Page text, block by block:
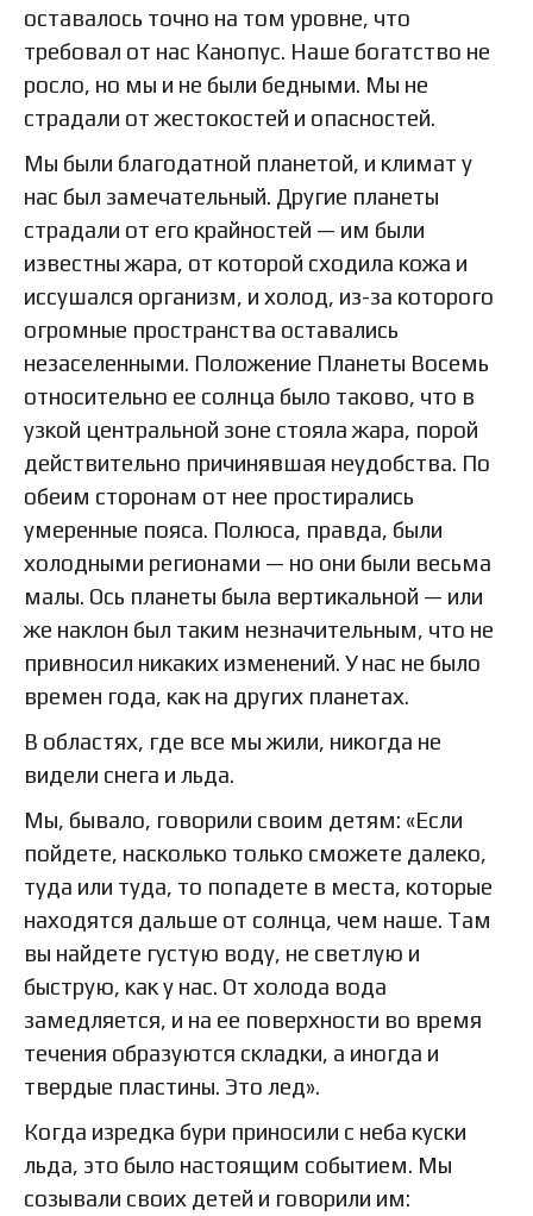
оставалось точно на том уровне, что
требовал от нас Канопус. Наше богатство не
росло, но мы и не были бедными. Мы не
страдали от жестокостей и опасностей.
Мы были благодатной планетой, и климат у
нас был замечательный. Другие планеты
страдали от его крайностей — им были
известны жара, от которой сходила кожа и
иссушался организм, и холод, из-за которого
огромные пространства оставались
незаселенными. Положение Планеты Восемь
относительно ее солнца было таково, что в
узкой центральной зоне стояла жара, порой
действительно причинявшая неудобства. По
обеим сторонам от нее простирались
умеренные пояса. Полюса, правда, были
холодными регионами — но они были весьма
малы. Ось планеты была вертикальной — или
же наклон был таким незначительным, что не
привносил никаких изменений. У нас не было
времен года, как на других планетах.
В областях, где все мы жили, никогда не
видели снега и льда.
Мы, бывало, говорили своим детям: «Если
пойдете, насколько только сможете далеко,
туда или туда, то попадете в места, которые
находятся дальше от солнца, чем наше. Там
вы найдете густую воду, не светлую и
быструю, как у нас. От холода вода
замедляется, и на ее поверхности во время
течения образуются складки, а иногда и
твердые пластины. Это лед».
Когда изредка бури приносили с неба куски
льда, это было настоящим событием. Мы
созывали своих детей и говорили им: